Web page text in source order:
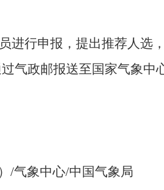
进行申报，提出推荐人选
气政邮报送至国家气象
/气象中心/中国气象局